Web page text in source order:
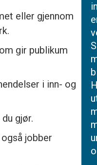
eller gjennom
gir publikum
i inn- og
gjør.
jobber